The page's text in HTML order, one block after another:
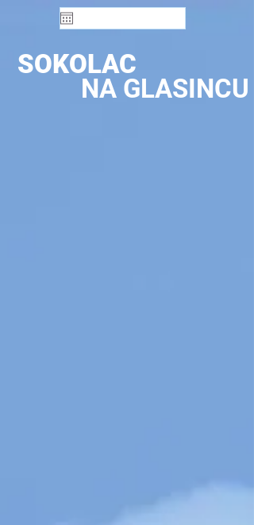
SOKOLAC
NA GLASINCU